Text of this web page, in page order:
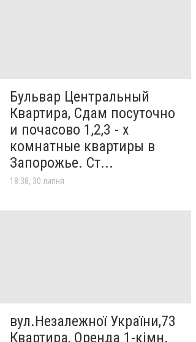
Бульвар Центральный
Квартира, Сдам посуточно
и почасово 1,2,3 - х
комнатные квартиры в
Запорожье. Ст...
18:38, 30 липня
вул.Незалежної України,73
Квартира, Оренда 1-кімн.